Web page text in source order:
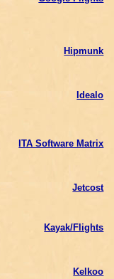
Hipmunk
Idealo
ITA Software Matrix
Jetcost
Kayak/Flights
Kelkoo